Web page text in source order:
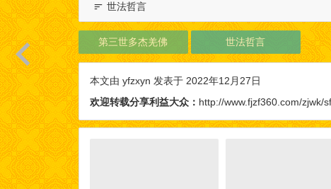
世法哲言
第三世多杰羌佛 世法哲言
本文由 yfzxyn 发表于 2022年12月27日
欢迎转载分享利益大众： http://www.fjzf360.com/zjwk/